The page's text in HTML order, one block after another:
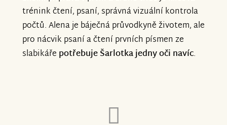
trénink čtení, psaní, správná vizuální kontrola
počtů. Alena je báječná průvodkyně životem, ale
pro nácvik psaní a čtení prvních písmen ze
slabikáře potřebuje Šarlotka jedny oči navíc.